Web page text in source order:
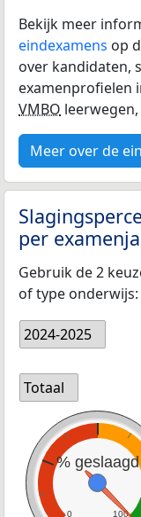
Bekijk meer
eindexamens op
over kandidaten,
examenprofielen
VMBO
Meer over de
per
Gebruik de 2
of type onderwijs:
2024-2025
Totaal
% geslaagd
0 100